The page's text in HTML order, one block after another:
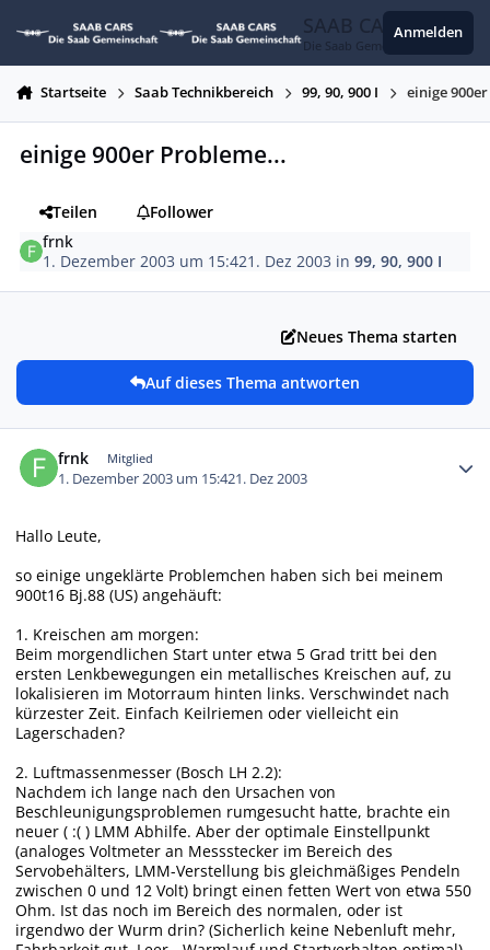
SAAB CARS
Die Saab Gemeinschaft
Anmelden
Startseite Saab Technikbereich 99, 90, 900 I einige
einige 900er Probleme...
Teilen
Follower
frnk
1. Dezember 2003 um 15:421. Dez 2003 in99, 90, 900 I
Neues Thema starten
Auf dieses Thema antworten
frnk Mitglied
1. Dezember 2003 um 15:421. Dez 2003
Hallo Leute,
so einige ungeklärte Problemchen haben sich bei meinem
900t16 Bj.88 (US) angehäuft:
1. Kreischen am morgen:
Beim morgendlichen Start unter etwa 5 Grad tritt bei den
ersten Lenkbewegungen ein metallisches Kreischen auf, zu
lokalisieren im Motorraum hinten links. Verschwindet nach
kürzester Zeit. Einfach Keilriemen oder vielleicht ein
Lagerschaden?
2. Luftmassenmesser (Bosch LH 2.2):
Nachdem ich lange nach den Ursachen von
Beschleunigungsproblemen rumgesucht hatte, brachte ein
neuer ( :( ) LMM Abhilfe. Aber der optimale Einstellpunkt
(analoges Voltmeter an Messstecker im Bereich des
Servobehälters, LMM-Verstellung bis gleichmäßiges Pendeln
zwischen 0 und 12 Volt) bringt einen fetten Wert von etwa 550
Ohm. Ist das noch im Bereich des normalen, oder ist
irgendwo der Wurm drin? (Sicherlich keine Nebenluft mehr,